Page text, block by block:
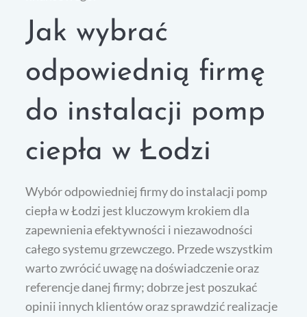
Jak wybrać
odpowiednią firmę
do instalacji pomp
ciepła w Łodzi
Wybór odpowiedniej firmy do instalacji pomp
ciepła w Łodzi jest kluczowym krokiem dla
zapewnienia efektywności i niezawodności
całego systemu grzewczego. Przede wszystkim
warto zwrócić uwagę na doświadczenie oraz
referencje danej firmy; dobrze jest poszukać
opinii innych klientów oraz sprawdzić realizacje